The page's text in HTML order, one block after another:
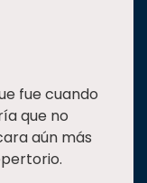
fue cuando
que no
aún más